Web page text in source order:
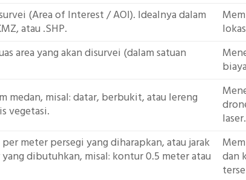
(Area of Interest / AOI). Idealnya dalam
atau .SHP.
area yang akan disurvei (dalam satuan
medan, misal: datar, berbukit, atau lereng
vegetasi.
laser.
meter persegi yang diharapkan, atau jarak
dibutuhkan, misal: kontur 0.5 meter atau
dan